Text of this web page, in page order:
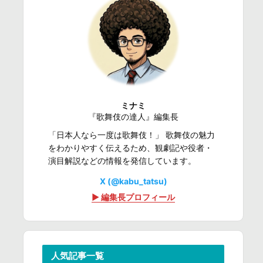
ミナミ
『歌舞伎の達人』編集長
「日本人なら一度は歌舞伎！」 歌舞伎の魅力
をわかりやすく伝えるため、観劇記や役者・
演目解説などの情報を発信しています。
X (@kabu_tatsu)
▶ 編集長プロフィール
人気記事一覧